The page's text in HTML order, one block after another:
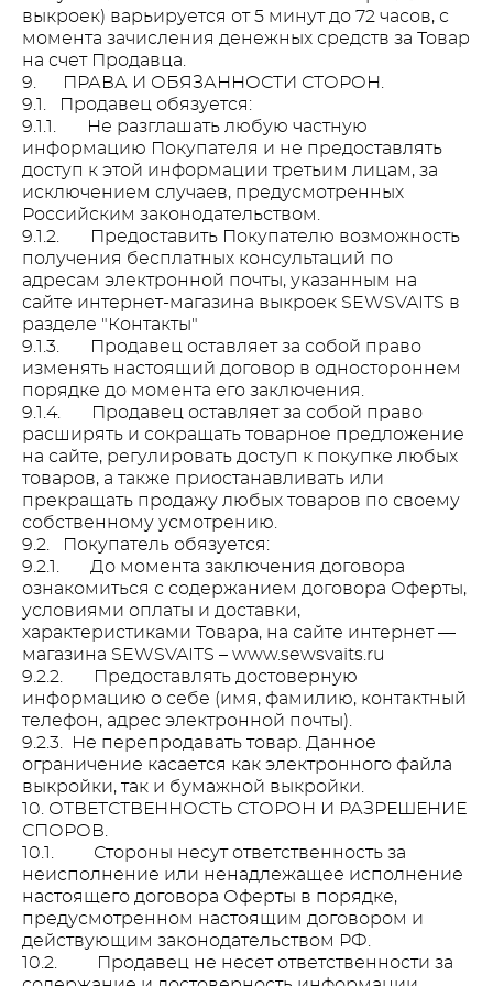
выкроек) варьируется от 5 минут до 72 часов, с
момента зачисления денежных средств за Товар
на счет Продавца.
9. ПРАВА И ОБЯЗАННОСТИ СТОРОН.
9.1. Продавец обязуется:
9.1.1. Не разглашать любую частную
информацию Покупателя и не предоставлять
доступ к этой информации третьим лицам, за
исключением случаев, предусмотренных
Российским законодательством.
9.1.2. Предоставить Покупателю возможность
получения бесплатных консультаций по
адресам электронной почты, указанным на
сайте интернет-магазина выкроек SEWSVAITS в
разделе "Контакты"
9.1.3. Продавец оставляет за собой право
изменять настоящий договор в одностороннем
порядке до момента его заключения.
9.1.4. Продавец оставляет за собой право
расширять и сокращать товарное предложение
на сайте, регулировать доступ к покупке любых
товаров, а также приостанавливать или
прекращать продажу любых товаров по своему
собственному усмотрению.
9.2. Покупатель обязуется:
9.2.1. До момента заключения договора
ознакомиться с содержанием договора Оферты,
условиями оплаты и доставки,
характеристиками Товара, на сайте интернет —
магазина SEWSVAITS – www.sewsvaits.ru
9.2.2. Предоставлять достоверную
информацию о себе (имя, фамилию, контактный
телефон, адрес электронной почты).
9.2.3. Не перепродавать товар. Данное
ограничение касается как электронного файла
выкройки, так и бумажной выкройки.
10. ОТВЕТСТВЕННОСТЬ СТОРОН И РАЗРЕШЕНИЕ
СПОРОВ.
10.1. Стороны несут ответственность за
неисполнение или ненадлежащее исполнение
настоящего договора Оферты в порядке,
предусмотренном настоящим договором и
действующим законодательством РФ.
10.2. Продавец не несет ответственности за